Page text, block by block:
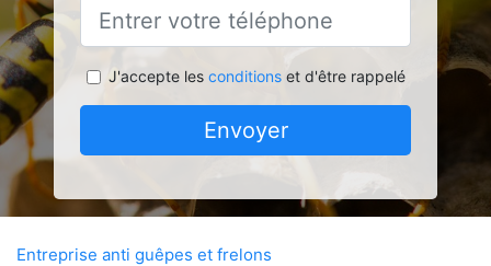
J'accepte les conditionset d'être rappelé
Envoyer
Entreprise anti guêpes et frelons